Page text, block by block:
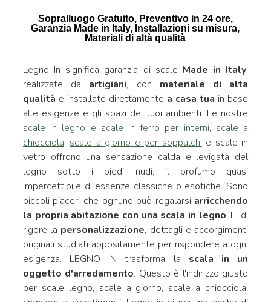
Sopralluogo Gratuito, Preventivo in 24 ore,
Garanzia Made in Italy, Installazioni su misura,
Materiali di altà qualità
Legno In significa garanzia di scale Made in Italy,
realizzate da artigiani, con materiale di alta
qualità e installate direttamente a casa tua in base
alle esigenze e gli spazi dei tuoi ambienti. Le nostre
scale in legno e scale in ferro per interni, scale a
chiocciola, scale a giorno e per soppalchie scale in
vetro offrono una sensazione calda e levigata del
legno sotto i piedi nudi, il profumo quasi
impercettibile di essenze classiche o esotiche. Sono
piccoli piaceri che ognuno può regalarsiarricchendo
la propria abitazione con una scala in legno. E' di
rigore la personalizzazione, dettagli e accorgimenti
originali studiati appositamente per rispondere a ogni
esigenza. LEGNO IN trasforma la scala in un
oggetto d'arredamento. Questo è l'indirizzo giusto
per scale legno, scale a giorno, scale a chiocciola,